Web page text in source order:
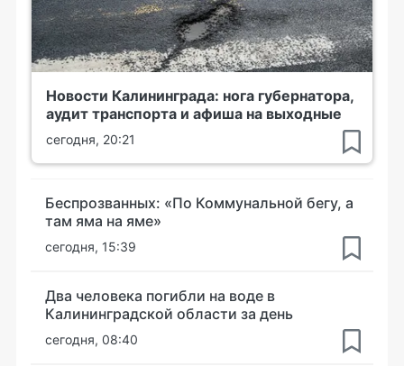
Новости Калининграда: нога губернатора,
аудит транспорта и афиша на выходные
сегодня, 20:21
Беспрозванных: «По Коммунальной бегу, а
там яма на яме»
сегодня, 15:39
Два человека погибли на воде в
Калининградской области за день
сегодня, 08:40